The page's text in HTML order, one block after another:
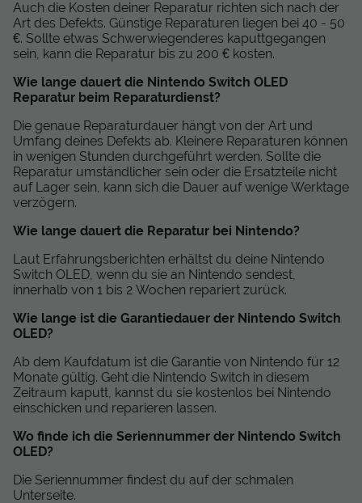
Auch die Kosten deiner Reparatur richten sich nach der
Art des Defekts. Günstige Reparaturen liegen bei 40 - 50
€. Sollte etwas Schwerwiegenderes kaputtgegangen
sein, kann die Reparatur bis zu 200 € kosten.
Wie lange dauert die Nintendo Switch OLED
Reparatur beim Reparaturdienst?
Die genaue Reparaturdauer hängt von der Art und
Umfang deines Defekts ab. Kleinere Reparaturen können
in wenigen Stunden durchgeführt werden. Sollte die
Reparatur umständlicher sein oder die Ersatzteile nicht
auf Lager sein, kann sich die Dauer auf wenige Werktage
verzögern.
Wie lange dauert die Reparatur bei Nintendo?
Laut Erfahrungsberichten erhältst du deine Nintendo
Switch OLED, wenn du sie an Nintendo sendest,
innerhalb von 1 bis 2 Wochen repariert zurück.
Wie lange ist die Garantiedauer der Nintendo Switch
OLED?
Ab dem Kaufdatum ist die Garantie von Nintendo für 12
Monate gültig. Geht die Nintendo Switch in diesem
Zeitraum kaputt, kannst du sie kostenlos bei Nintendo
einschicken und reparieren lassen.
Wo finde ich die Seriennummer der Nintendo Switch
OLED?
Die Seriennummer findest du auf der schmalen
Unterseite.